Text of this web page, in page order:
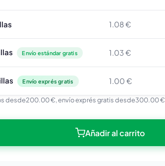
1.08 €
Envío estándar gratis 1.03 €
Envío exprés gratis 1.00 €
desde200.00 €, envío exprés gratis desde300.00 €
Añadir al carrito